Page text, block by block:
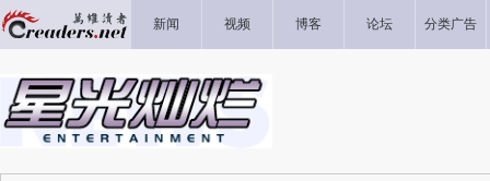
新闻 视频 博客 论坛 分类广告